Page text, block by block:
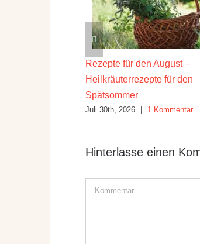
Rezepte für den August –
Heilkräuterrezepte für den
Spätsommer
Juli 30th, 2026 1 Kommentar
Hinterlasse einen
Kommentar